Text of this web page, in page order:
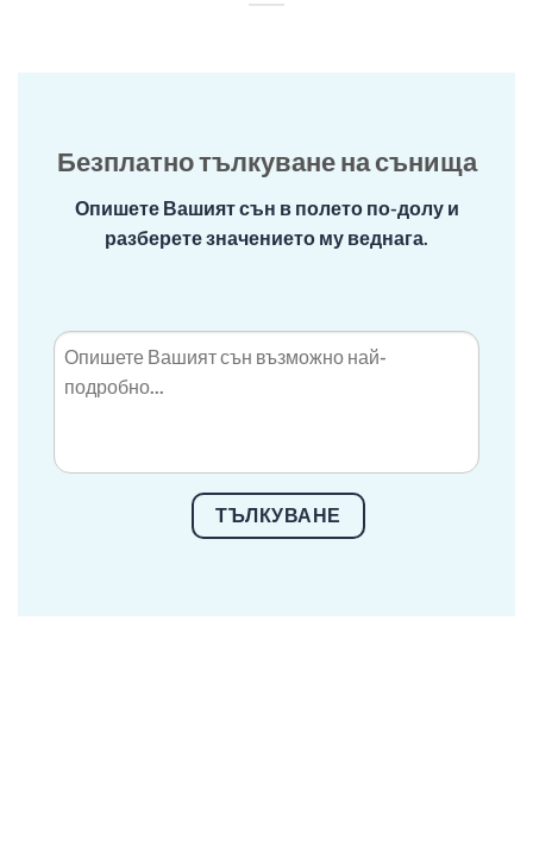
Безплатно тълкуване на сънища
Опишете Вашият сън в полето по-долу и
разберете значението му веднага.
ТЪЛКУВАНЕ